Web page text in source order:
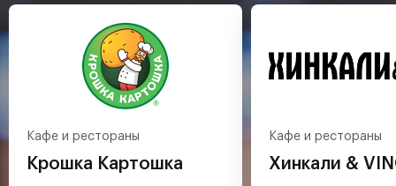
Кафе и рестораны
Крошка Картошка
Кафе и рестораны
Хинкали &